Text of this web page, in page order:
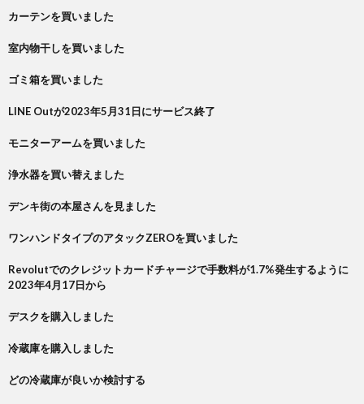
カーテンを買いました
室内物干しを買いました
ゴミ箱を買いました
LINE Outが2023年5月31日にサービス終了
モニターアームを買いました
浄水器を買い替えました
デンキ街の本屋さんを見ました
ワンハンドタイプのアタックZEROを買いました
Revolutでのクレジットカードチャージで手数料が1.7%発生するように
2023年4月17日から
デスクを購入しました
冷蔵庫を購入しました
どの冷蔵庫が良いか検討する